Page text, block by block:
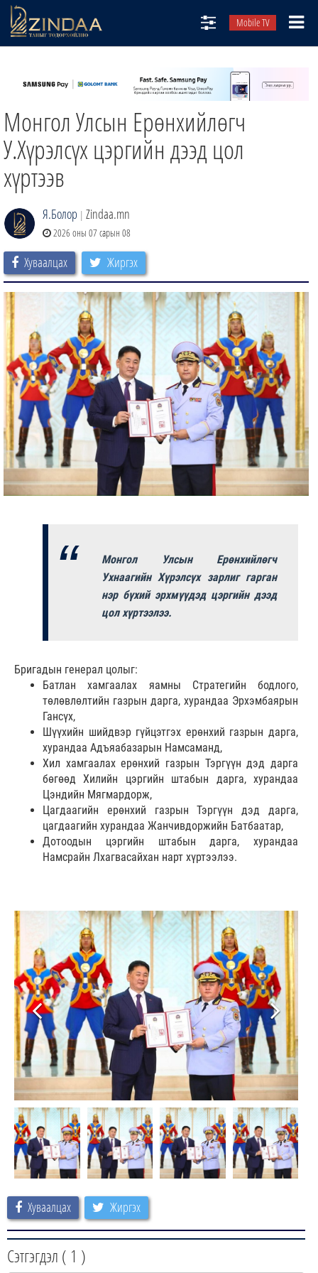
Mobile TV
ТВ8
ӨГЛӨӨНИЙ СОНИН
АУДИО ЗОХИОЛ
ЗИНДАА СЭТГҮҮЛ
Монгол Улсын Ерөнхийлөгч
У.Хүрэлсүх цэргийн дээд цол
хүртээв
Я.Болор | Zindaa.mn
2026 оны 07 сарын 08
Хуваалцах Жиргэх
Монгол Улсын Ерөнхийлөгч
Ухнаагийн Хүрэлсүх зарлиг гарган
нэр бүхий эрхмүүдэд цэргийн дээд
цол хүртээлээ.
Бригадын генерал цолыг:
Батлан хамгаалах яамны Стратегийн бодлого,
төлөвлөлтийн газрын дарга, хурандаа Эрхэмбаярын
Гансүх,
Шүүхийн шийдвэр гүйцэтгэх ерөнхий газрын дарга,
хурандаа Адъяабазарын Намсаманд,
Хил хамгаалах ерөнхий газрын Тэргүүн дэд дарга
бөгөөд Хилийн цэргийн штабын дарга, хурандаа
Цэндийн Мягмардорж,
Цагдаагийн ерөнхий газрын Тэргүүн дэд дарга,
цагдаагийн хурандаа Жанчивдоржийн Батбаатар,
Дотоодын цэргийн штабын дарга, хурандаа
Намсрайн Лхагвасайхан нарт хүртээлээ.
Хуваалцах Жиргэх
Сэтгэгдэл ( 1 )